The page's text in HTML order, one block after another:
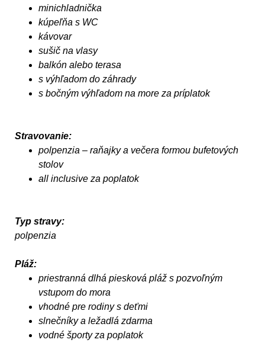
minichladnička
kúpeľňa s WC
kávovar
sušič na vlasy
balkón alebo terasa
s výhľadom do záhrady
s bočným výhľadom na more za príplatok
Stravovanie:
polpenzia – raňajky a večera formou bufetových
stolov
all inclusive za poplatok
Typ stravy:
polpenzia
Pláž:
priestranná dlhá piesková pláž s pozvoľným
vstupom do mora
vhodné pre rodiny s deťmi
slnečníky a ležadlá zdarma
vodné športy za poplatok